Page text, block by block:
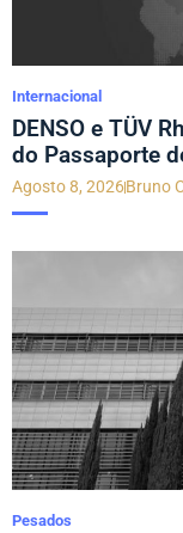
Internacional
DENSO e TÜV
do Passaporte
Agosto 8, 2026Bruno
Pesados